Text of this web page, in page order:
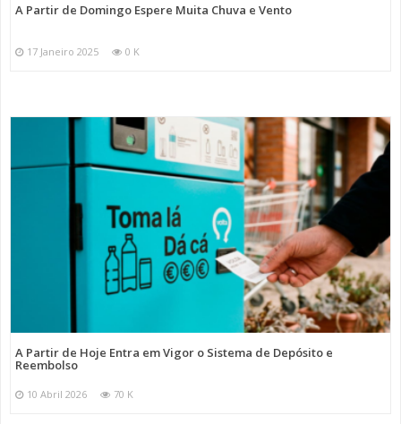
A Partir de Domingo Espere Muita Chuva e Vento
17 Janeiro 2025 0 K
A Partir de Hoje Entra em Vigor o Sistema de Depósito e
Reembolso
10 Abril 2026 70 K